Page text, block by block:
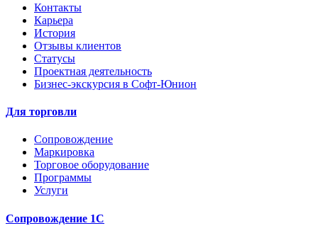
Контакты
Карьера
История
Отзывы клиентов
Статусы
Проектная деятельность
Бизнес-экскурсия в Софт-Юнион
Для торговли
Сопровождение
Маркировка
Торговое оборудование
Программы
Услуги
Сопровождение 1С